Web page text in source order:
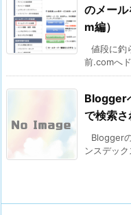
のメー
m編）
値段に釣
前.comへ
Blogger
で検索さ
Blogger
ンスデッ